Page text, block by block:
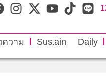
ความ Sustain Daily